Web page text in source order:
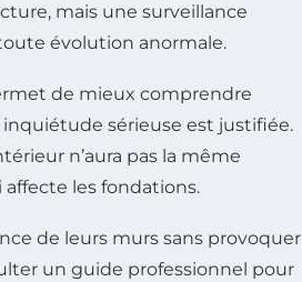
mais une surveillance
évolution anormale.
de mieux comprendre
sérieuse est justifiée.
n’aura pas la même
les fondations.
de leurs murs sans provoquer
un guide professionnel pour